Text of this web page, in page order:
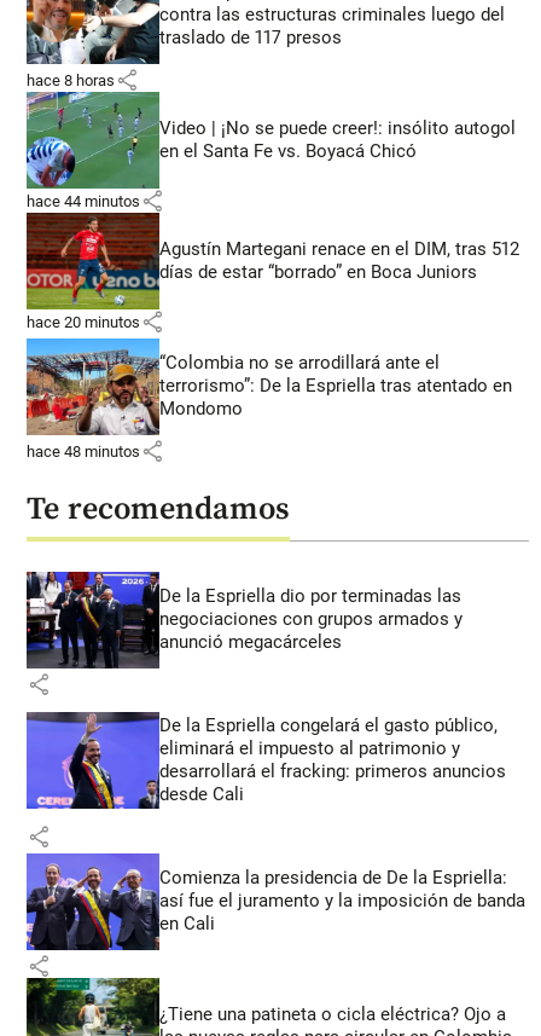
contra las estructuras criminales luego del
traslado de 117 presos
hace 8 horas share
Video | ¡No se puede creer!: insólito autogol
en el Santa Fe vs. Boyacá Chicó
hace 44 minutos share
Agustín Martegani renace en el DIM, tras 512
días de estar “borrado” en Boca Juniors
hace 20 minutos share
“Colombia no se arrodillará ante el
terrorismo”: De la Espriella tras atentado en
Mondomo
hace 48 minutos share
Te recomendamos
De la Espriella dio por terminadas las
negociaciones con grupos armados y
anunció megacárceles
share
De la Espriella congelará el gasto público,
eliminará el impuesto al patrimonio y
desarrollará el fracking: primeros anuncios
desde Cali
share
Comienza la presidencia de De la Espriella:
así fue el juramento y la imposición de banda
en Cali
share
¿Tiene una patineta o cicla eléctrica? Ojo a